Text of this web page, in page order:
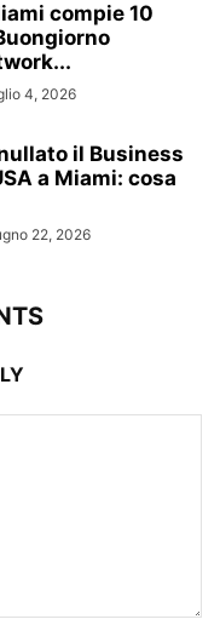
compie 10
4, 2026
il Business
a Miami: cosa
22, 2026